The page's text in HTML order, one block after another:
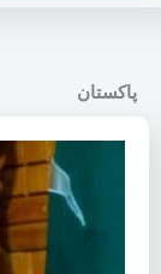
پاکستان